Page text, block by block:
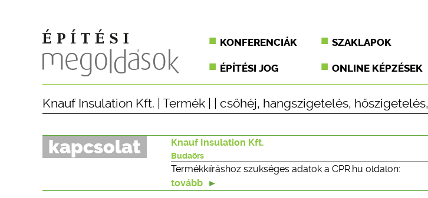
KONFERENCIÁK SZAKLAPOK
ÉPÍTÉSI JOG ONLINE KÉPZÉSEK
Knauf Insulation Kft. Termék csőhéj, hangszigetelés, hőszigetelés,
kapcsolat Knauf Insulation Kft.
Budaörs
Termékkiíráshoz szükséges adatok a CPR.hu oldalon:
tovább